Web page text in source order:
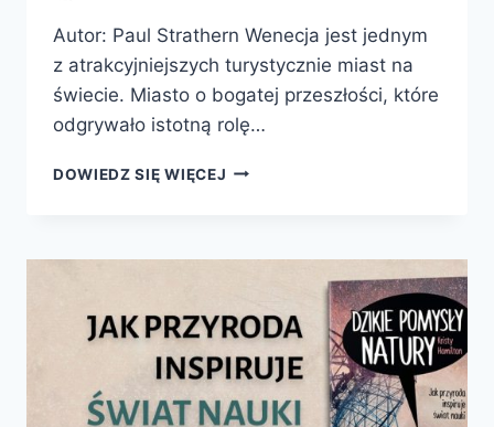
Autor: Paul Strathern Wenecja jest jednym
z atrakcyjniejszych turystycznie miast na
świecie. Miasto o bogatej przeszłości, które
odgrywało istotną rolę…
DOWIEDZ SIĘ WIĘCEJ WENECJA.
DO